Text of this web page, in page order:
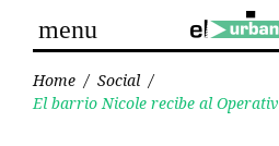
content
menu
Home / Social /
El barrio Nicole recibe al